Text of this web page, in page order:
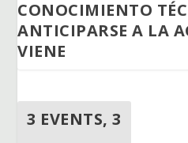
CONOCIMIENTO
ANTICIPARSE A LA
VIENE
3 EVENTS,3